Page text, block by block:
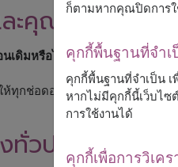
ละคุณภาพ
เดิมหรือไม่?
ห้ทุกช่อดอกไม้ยังคงความสวยงา
ทั่วประเทศไทย
ก็ตามหากคุณปิดการ
คุกกี้พื้นฐานที่จำเ
คุกกี้พื้นฐานที่จำเป็น เ
หากไม่มีคุกกี้นี้เว็บไซ
การใช้งานได้
คุกกี้เพื่อการวิเค